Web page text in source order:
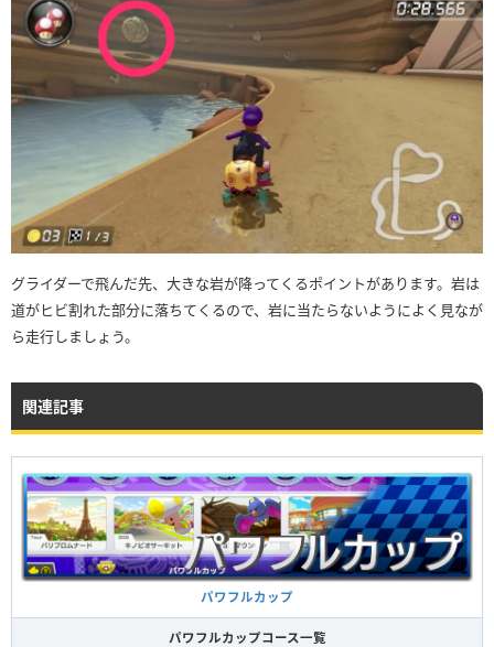
グライダーで飛んだ先、大きな岩が降ってくるポイントがあります。岩は
道がヒビ割れた部分に落ちてくるので、岩に当たらないようによく見なが
ら走行しましょう。
関連記事
パワフルカップ
パワフルカップコース一覧